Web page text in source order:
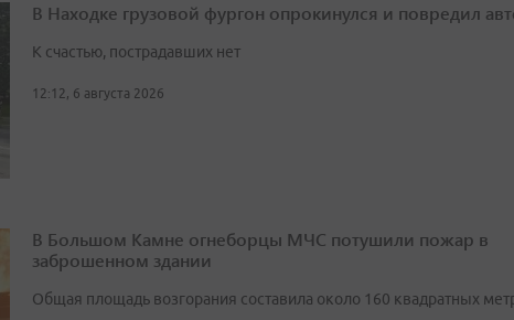
В Находке грузовой фургон опрокинулся и повредил
К счастью, пострадавших нет
12:12, 6 августа 2026
В Большом Камне огнеборцы МЧС потушили пожар в
заброшенном здании
Общая площадь возгорания составила около 160 квадратных